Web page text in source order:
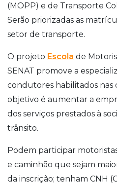
(MOPP) e de Transporte
Serão priorizadas as
setor de transporte.
O projeto Escola de
SENAT promove a
condutores habilitados nas
objetivo é aumentar a
dos serviços prestados à
trânsito.
Podem participar
e caminhão que sejam
da inscrição; tenham CNH